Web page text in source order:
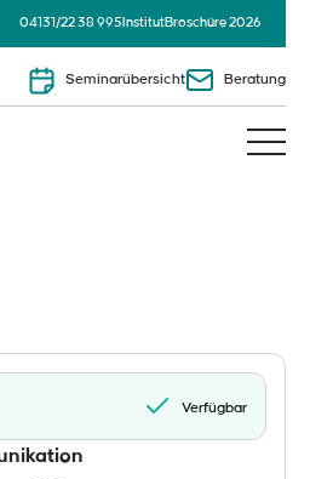
04131/22 38 995 InstitutBroschüre 2026
Seminarübersicht Beratung
Verfügbar